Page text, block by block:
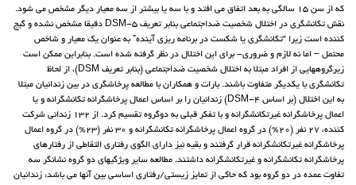
که از سن 15 سالگی به بعد اتفاق می افتد و با سه یا بیشتر از سه معیار دیگر مشخص می شود.
نقش تکانشگری در اختلال شخصیت ضداجتماعی بنابر تعریف DSM-5 دقیقا مشخص نشده و گیج
کننده است زیرا “تکانشگری یا شکست در برنامه ریزی آینده” به عنوان یک معیار و شاخص
محتمل – اما نه لازم و ضروری- برای این اختلال در نظر گرفته شده است. بنابراین ممکن است
زیرگروههایی از افراد مبتلا به اختلال شخصیت ضداجتماعی (بنابر تعریف DSM)، از لحاظ
تکانشگری با یکدیگر متفاوت باشند. بارات و همکاران با مطالعه پرخاشگری در بین زندانیان مبتلا
به این اختلال (بر اساس DSM-4) زندانیان را بر اساس اعمال پرخاشگرانه تکانشگرانه و یا
اعمال پرخاشگرانه غیرتکانشگرانه و با تفکر قبلی به دوگروه تقسیم کرد. از 132 زندانی شرکت
کننده، 27 نفر (20%) در گروه اعمال پرخاشگرانه تکانشگرانه و 30 نفر (23%) در گروه اعمال
پرخاشگرانه غیرتکانشگرانه قرار گرفتند و بقیه نیز دارای الگوی رفتاری التقاطی از رفتارهای
پرخاشگرانه تکانشگرانه و غیرتکانشگرانه داشتند. مطالعه سایر ویژگیهای دو گروه نشانگر سه
تفاوت عمده در دو گروه بود که حاکی از تمایز زیستی/رفتاری اساسی بین آنها می باشد: زندانیان